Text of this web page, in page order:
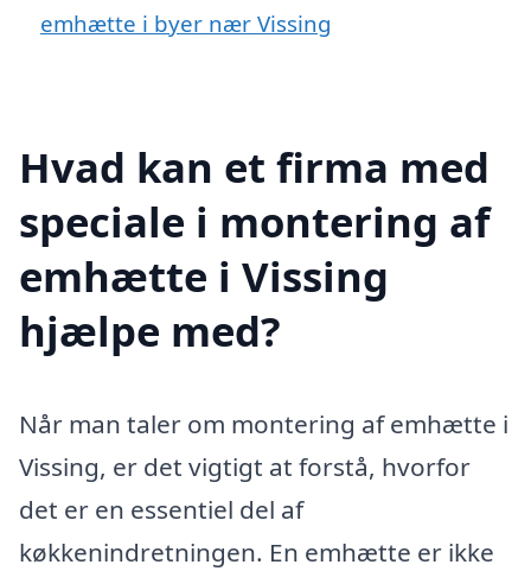
emhætte i byer nær Vissing
Hvad kan et firma med
speciale i montering af
emhætte i Vissing
hjælpe med?
Når man taler om montering af emhætte i
Vissing, er det vigtigt at forstå, hvorfor
det er en essentiel del af
køkkenindretningen. En emhætte er ikke